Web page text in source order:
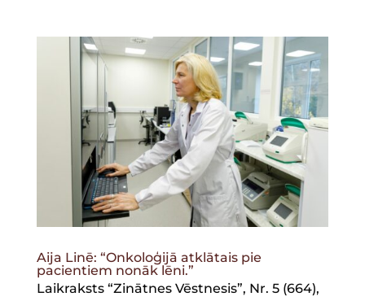
Aija Linē: “Onkoloģijā atklātais pie
pacientiem nonāk lēni.”
Laikraksts “Zinātnes Vēstnesis”, Nr. 5 (664),